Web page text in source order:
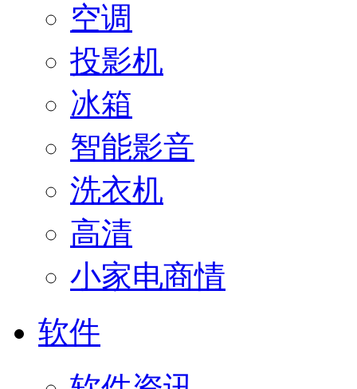
空调
投影机
冰箱
智能影音
洗衣机
高清
小家电商情
软件